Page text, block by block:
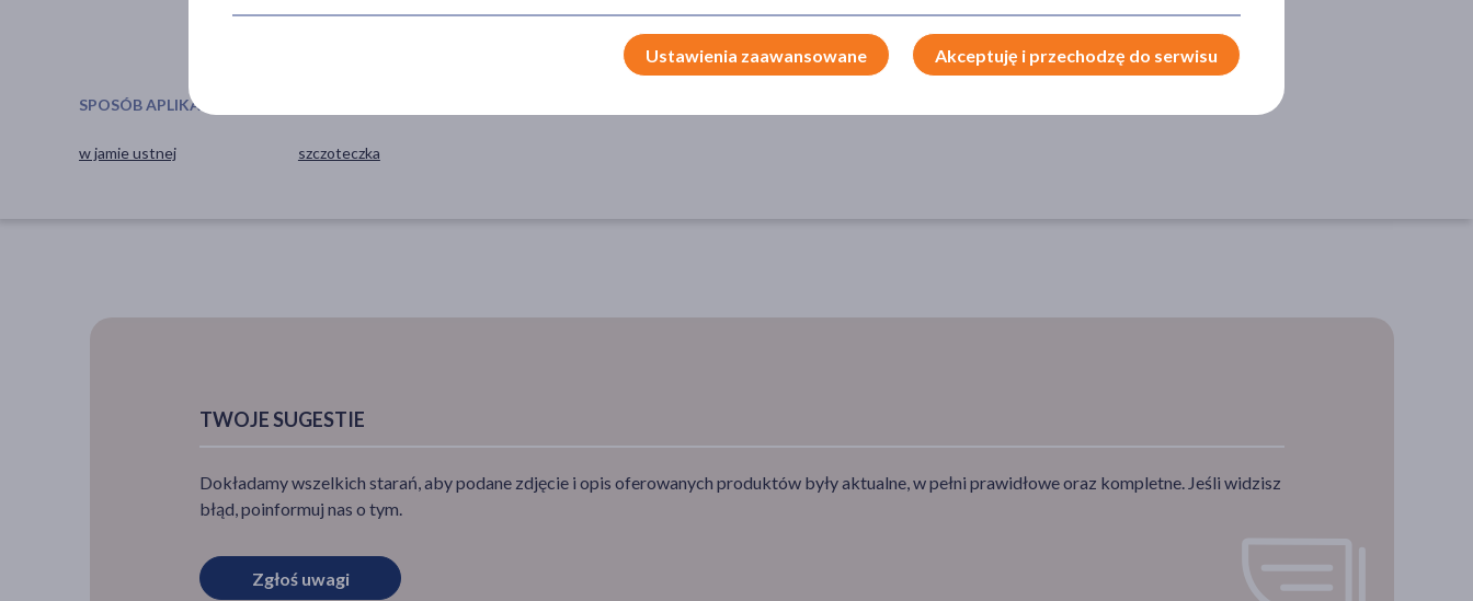
Kobieta
Środki higieniczne
zęby
SPOSÓB APLIKACJI
w jamie ustnej szczoteczka
TWOJE SUGESTIE
Dokładamy wszelkich starań, aby podane zdjęcie i opis oferowanych produktów były aktualne, w pełni prawidłowe oraz kompletne. Jeśli widzisz
błąd, poinformuj nas o tym.
Zgłoś uwagi
Ustawienia zaawansowane Akceptuję i przechodzę do serwisu